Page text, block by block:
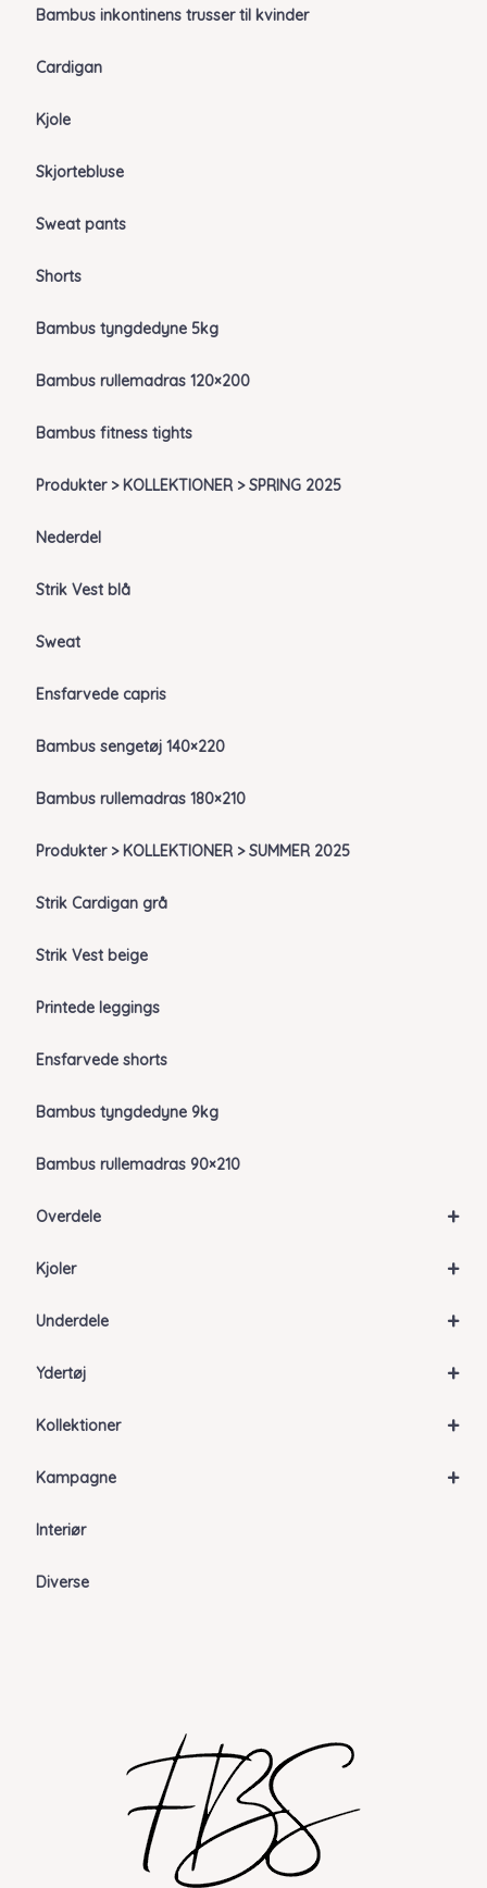
Bambus inkontinens trusser til kvinder
Cardigan
Kjole
Skjortebluse
Sweat pants
Shorts
Bambus tyngdedyne 5kg
Bambus rullemadras 120×200
Bambus fitness tights
Produkter > KOLLEKTIONER > SPRING 2025
Nederdel
Strik Vest blå
Sweat
Ensfarvede capris
Bambus sengetøj 140×220
Bambus rullemadras 180×210
Produkter > KOLLEKTIONER > SUMMER 2025
Strik Cardigan grå
Strik Vest beige
Printede leggings
Ensfarvede shorts
Bambus tyngdedyne 9kg
Bambus rullemadras 90×210
+
Overdele
+
Kjoler
+
Underdele
+
Ydertøj
+
Kollektioner
+
Kampagne
Interiør
Diverse